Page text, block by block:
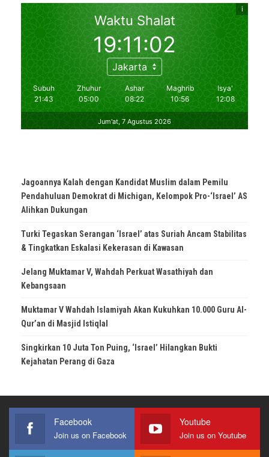
Jagoannya Kalah dengan Kandidat Muslim dalam Pemilu
Pendahuluan Demokrat di Michigan, Kelompok Pro-‘Israel’ AS
Alihkan Dukungan
Turki Tegaskan Serangan ‘Israel’ atas Suriah Ancam Stabilitas
& Tingkatkan Eskalasi Kekerasan di Kawasan
Jelang Muktamar V, Wahdah Perkuat Wasathiyah dan
Kebangsaan
Muktamar V Wahdah Islamiyah Akan Kukuhkan 10.000 Guru Al-
Qur’an di Masjid Istiqlal
Singkirkan 10 Juta Ton Puing, ‘Israel’ Hilangkan Bukti
Kejahatan Perang di Gaza
Facebook
Join us on Facebook
Youtube
Join us on Youtube